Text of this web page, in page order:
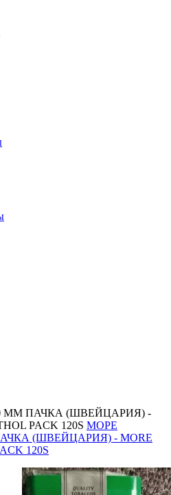
ММ ПАЧКА (ШВЕЙЦАРИЯ) -
PACK 120S МОРЕ
(ШВЕЙЦАРИЯ) - MORE
120S